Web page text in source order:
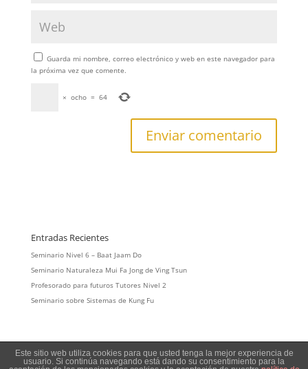
Guarda mi nombre, correo electrónico y web en este navegador para
la próxima vez que comente.
× ocho = 64
Entradas Recientes
Seminario Nivel 6 – Baat Jaam Do
Seminario Naturaleza Mui Fa Jong de Ving Tsun
Profesorado para futuros Tutores Nivel 2
Seminario sobre Sistemas de Kung Fu
Este sitio web utiliza cookies para que usted tenga la mejor experiencia de
usuario. Si continúa navegando está dando su consentimiento para la